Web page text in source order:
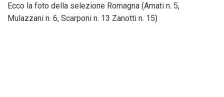
Ecco la foto della selezione Romagna (Amati n. 5,
Mulazzani n. 6, Scarponi n. 13 Zanotti n. 15)